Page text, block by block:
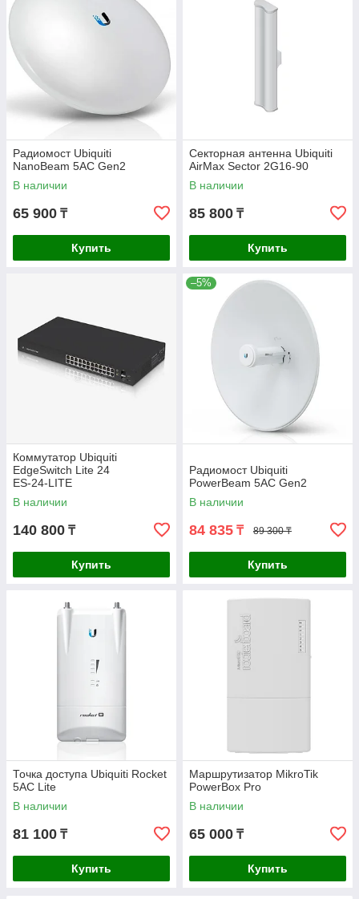
Радиомост Ubiquiti
NanoBeam 5AC Gen2
В наличии
65 900 ₸
Купить
Секторная антенна Ubiquiti
AirMax Sector 2G16-90
В наличии
85 800 ₸
Купить
Коммутатор Ubiquiti
EdgeSwitch Lite 24
ES‑24‑LITE
В наличии
140 800 ₸
Купить
–5%
Радиомост Ubiquiti
PowerBeam 5AC Gen2
В наличии
84 835 ₸ 89 300 ₸
Купить
Точка доступа Ubiquiti Rocket
5AC Lite
В наличии
81 100 ₸
Купить
Маршрутизатор MikroTik
PowerBox Pro
В наличии
65 000 ₸
Купить